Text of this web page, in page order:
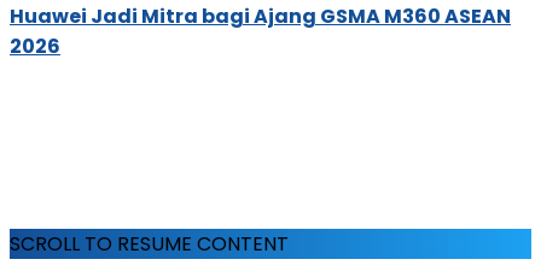
Huawei Jadi Mitra bagi Ajang GSMA M360 ASEAN
2026
SCROLL TO RESUME CONTENT